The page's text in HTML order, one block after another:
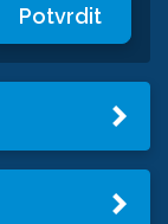
Potvrdit